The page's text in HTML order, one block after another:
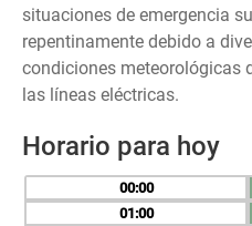
situaciones de emergencia
repentinamente debido a
condiciones meteorológicas
las líneas eléctricas.
Horario para hoy
00
01